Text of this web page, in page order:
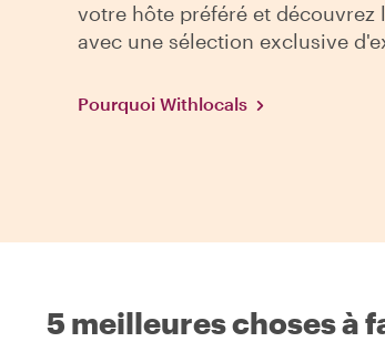
votre hôte préféré et découvrez
avec une sélection exclusive
Pourquoi Withlocals
5 meilleures choses à